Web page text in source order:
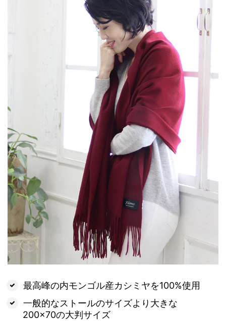
最高峰の内モンゴル産カシミヤを100%使用
一般的なストールのサイズより大きな
200×70の大判サイズ